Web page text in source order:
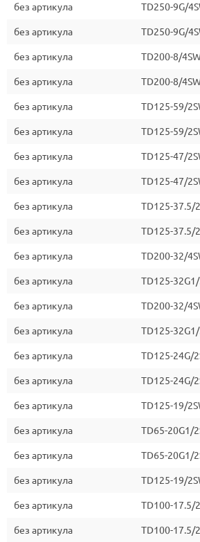
без артикула TD250-9G/
без артикула TD250-9G/
без артикула TD200-8/
без артикула TD200-8/
без артикула TD125-59/
без артикула TD125-59/
без артикула TD125-47/
без артикула TD125-47/
без артикула TD125-37.5/
без артикула TD125-37.5/
без артикула TD200-32/
без артикула TD125-32G1/
без артикула TD200-32/
без артикула TD125-
без артикула TD125-24G/
без артикула TD125-24G/
без артикула TD125-19/
без артикула TD65-20G1/
без артикула TD65-20G1/
без артикула TD125-19/
без артикула TD100-17.5/
без артикула TD100-17.5/